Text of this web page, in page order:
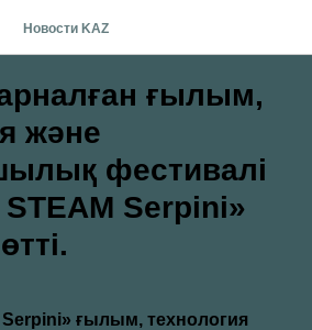
Новости KAZ
ғылым,
және
фестивалі
Serpini»
ғылым, технология